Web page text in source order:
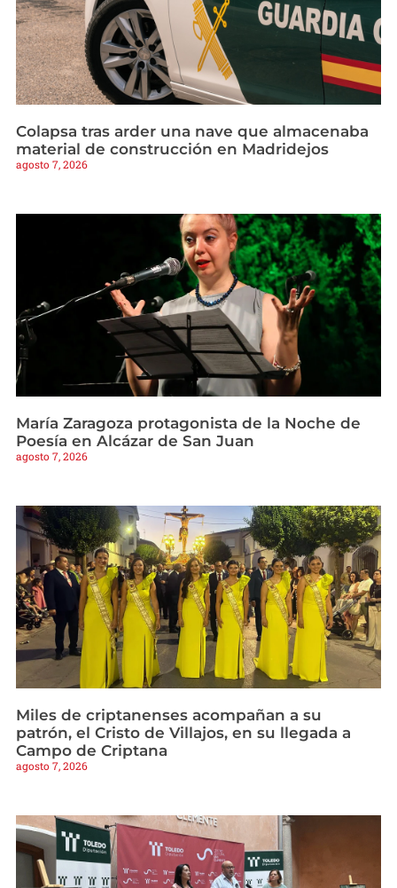
Colapsa tras arder una nave que almacenaba
material de construcción en Madridejos
agosto 7, 2026
María Zaragoza protagonista de la Noche de
Poesía en Alcázar de San Juan
agosto 7, 2026
Miles de criptanenses acompañan a su
patrón, el Cristo de Villajos, en su llegada a
Campo de Criptana
agosto 7, 2026